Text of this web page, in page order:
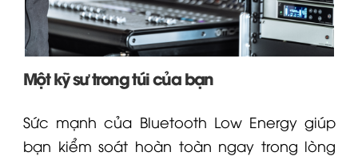
Một kỹ sư trong túi của bạn
Sức mạnh của Bluetooth Low Energy giúp
bạn kiểm soát hoàn toàn ngay trong lòng